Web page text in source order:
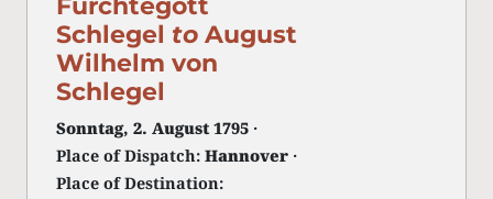
Schlegel to August
Wilhelm von
Schlegel
Sonntag, 2. August 1795 ·
Place of Dispatch: Hannover ·
Place of Destination: